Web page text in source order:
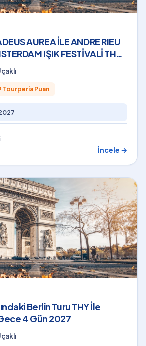
AUREA İLE ANDRE RIEU
IŞIK FESTİVALİ THY
Tourperia Puan
İncele →
Berlin Turu THY İle
4 Gün 2027